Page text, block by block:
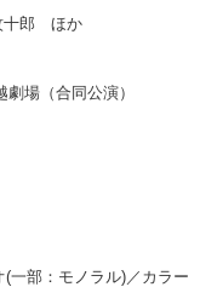
十郎 ほか
場（合同公演）
一部：モノラル)／カラー